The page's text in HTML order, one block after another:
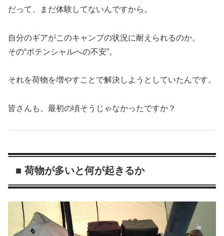
だって、まだ体験してないんですから。
自分のギアがこのキャンプの状況に耐えられるのか。
その“ポテンシャルへの不安”。
それを荷物を増やすことで解決しようとしていたんです。
皆さんも、最初の頃そうじゃなかったですか？
■ 荷物が多いと何が起きるか